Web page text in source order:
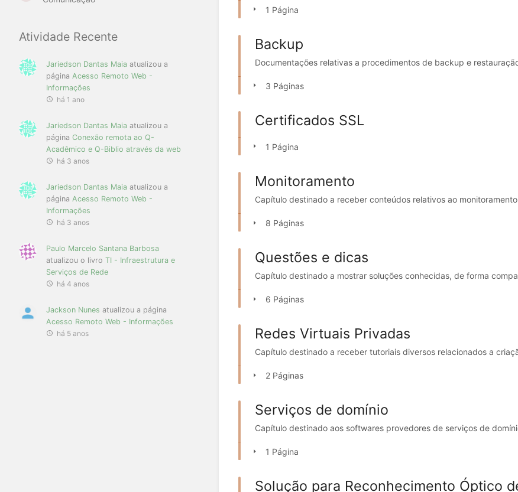
Atividade Recente
Jariedson Dantas Maia atualizou a
página Acesso Remoto Web -
Informações
há 1 ano
Jariedson Dantas Maia atualizou a
página Conexão remota ao Q-
Acadêmico e Q-Biblio através da web
há 3 anos
Jariedson Dantas Maia atualizou a
página Acesso Remoto Web -
Informações
há 3 anos
Paulo Marcelo Santana Barbosa
atualizou o livro TI - Infraestrutura e
Serviços de Rede
há 4 anos
Jackson Nunes atualizou a página
Acesso Remoto Web - Informações
há 5 anos
1 Página
Backup
Documentações relativas a procedimentos de backup e
3 Páginas
Certificados SSL
1 Página
Monitoramento
Capítulo destinado a receber conteúdos relativos ao
8 Páginas
Questões e dicas
Capítulo destinado a mostrar soluções conhecidas, de forma
6 Páginas
Redes Virtuais Privadas
Capítulo destinado a receber tutoriais diversos relacionados a
2 Páginas
Serviços de domínio
Capítulo destinado aos softwares provedores de serviços de
1 Página
Solução para Reconhecimento Óptico